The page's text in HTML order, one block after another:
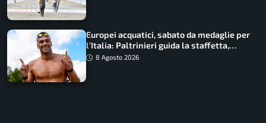
Europei acquatici, sabato da medaglie per
l’Italia: Paltrinieri guida la staffetta,
Barnabà sogna l’oro dalle grandi altezze
8 Agosto 2026